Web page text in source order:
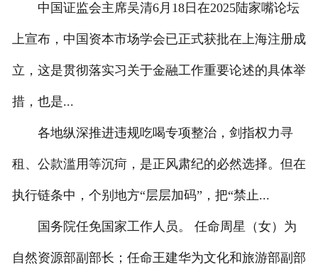
中国证监会主席吴清6月18日在2025陆家嘴论坛
上宣布，中国资本市场学会已正式获批在上海注册成
立，这是贯彻落实习关于金融工作重要论述的具体举
措，也是...
各地纵深推进违规吃喝专项整治，剑指权力寻
租、公款滥用等沉疴，是正风肃纪的必然选择。但在
执行链条中，个别地方“层层加码”，把“禁止...
国务院任免国家工作人员。 任命周星（女）为
自然资源部副部长；任命王建华为文化和旅游部副部